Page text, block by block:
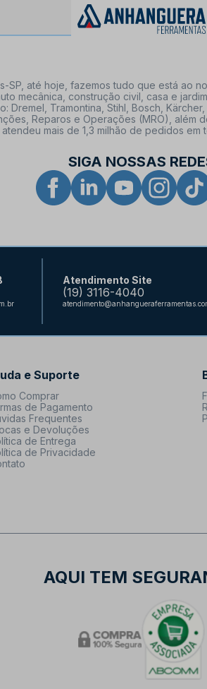
SP, até hoje, fazemos tudo que está ao
mecânica, construção civil, casa e
Tramontina, Stihl, Bosch,
Reparos e Operações (MRO),
atendeu mais de 1,3 milhão de pedidos em
SIGA NOSSAS
Atendimento Site
(19) 3116-4040
e Suporte
Comprar
de Pagamento
Frequentes
e Devoluções
de Entrega
de Privacidade
AQUI TEM